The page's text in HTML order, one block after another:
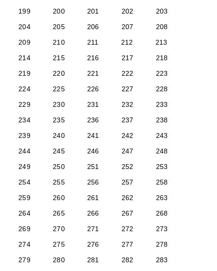
199
200 201 202
203
204
205 206 207
208
209
210 211 212
213
214
215 216 217
218
219
220 221 222
223
224
225 226 227
228
229
230 231 232
233
234
235 236 237
238
239
240 241 242
243
244
245 246 247
248
249
250 251 252
253
254
255 256 257
258
259
260 261 262
263
264
265 266 267
268
269
270 271 272
273
274
275 276 277
278
279
280 281 282
283